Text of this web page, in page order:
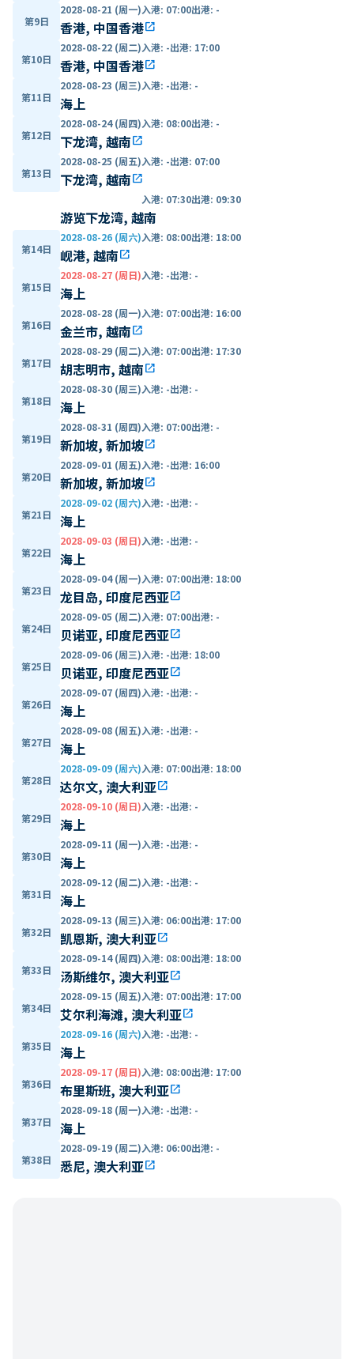
第9日
2028-08-21 (周一)入港: 07:00出港: -
香港, 中国香港open_in_new
第10日
2028-08-22 (周二)入港: -出港: 17:00
香港, 中国香港open_in_new
第11日
2028-08-23 (周三)入港: -出港: -
海上
第12日
2028-08-24 (周四)入港: 08:00出港: -
下龙湾, 越南open_in_new
第13日
2028-08-25 (周五)入港: -出港: 07:00
下龙湾, 越南open_in_new
入港: 07:30出港: 09:30
游览下龙湾, 越南
第14日
2028-08-26 (周六)入港: 08:00出港: 18:00
岘港, 越南open_in_new
第15日
2028-08-27 (周日)入港: -出港: -
海上
第16日
2028-08-28 (周一)入港: 07:00出港: 16:00
金兰市, 越南open_in_new
第17日
2028-08-29 (周二)入港: 07:00出港: 17:30
胡志明市, 越南open_in_new
第18日
2028-08-30 (周三)入港: -出港: -
海上
第19日
2028-08-31 (周四)入港: 07:00出港: -
新加坡, 新加坡open_in_new
第20日
2028-09-01 (周五)入港: -出港: 16:00
新加坡, 新加坡open_in_new
第21日
2028-09-02 (周六)入港: -出港: -
海上
第22日
2028-09-03 (周日)入港: -出港: -
海上
第23日
2028-09-04 (周一)入港: 07:00出港: 18:00
龙目岛, 印度尼西亚open_in_new
第24日
2028-09-05 (周二)入港: 07:00出港: -
贝诺亚, 印度尼西亚open_in_new
第25日
2028-09-06 (周三)入港: -出港: 18:00
贝诺亚, 印度尼西亚open_in_new
第26日
2028-09-07 (周四)入港: -出港: -
海上
第27日
2028-09-08 (周五)入港: -出港: -
海上
第28日
2028-09-09 (周六)入港: 07:00出港: 18:00
达尔文, 澳大利亚open_in_new
第29日
2028-09-10 (周日)入港: -出港: -
海上
第30日
2028-09-11 (周一)入港: -出港: -
海上
第31日
2028-09-12 (周二)入港: -出港: -
海上
第32日
2028-09-13 (周三)入港: 06:00出港: 17:00
凯恩斯, 澳大利亚open_in_new
第33日
2028-09-14 (周四)入港: 08:00出港: 18:00
汤斯维尔, 澳大利亚open_in_new
第34日
2028-09-15 (周五)入港: 07:00出港: 17:00
艾尔利海滩, 澳大利亚open_in_new
第35日
2028-09-16 (周六)入港: -出港: -
海上
第36日
2028-09-17 (周日)入港: 08:00出港: 17:00
布里斯班, 澳大利亚open_in_new
第37日
2028-09-18 (周一)入港: -出港: -
海上
第38日
2028-09-19 (周二)入港: 06:00出港: -
悉尼, 澳大利亚open_in_new